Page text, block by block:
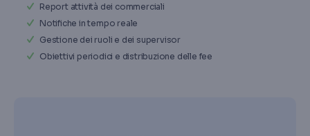
Report attività dei commerciali
Notifiche in tempo reale
Gestione dei ruoli e dei supervisor
Obiettivi periodici e distribuzione delle fee